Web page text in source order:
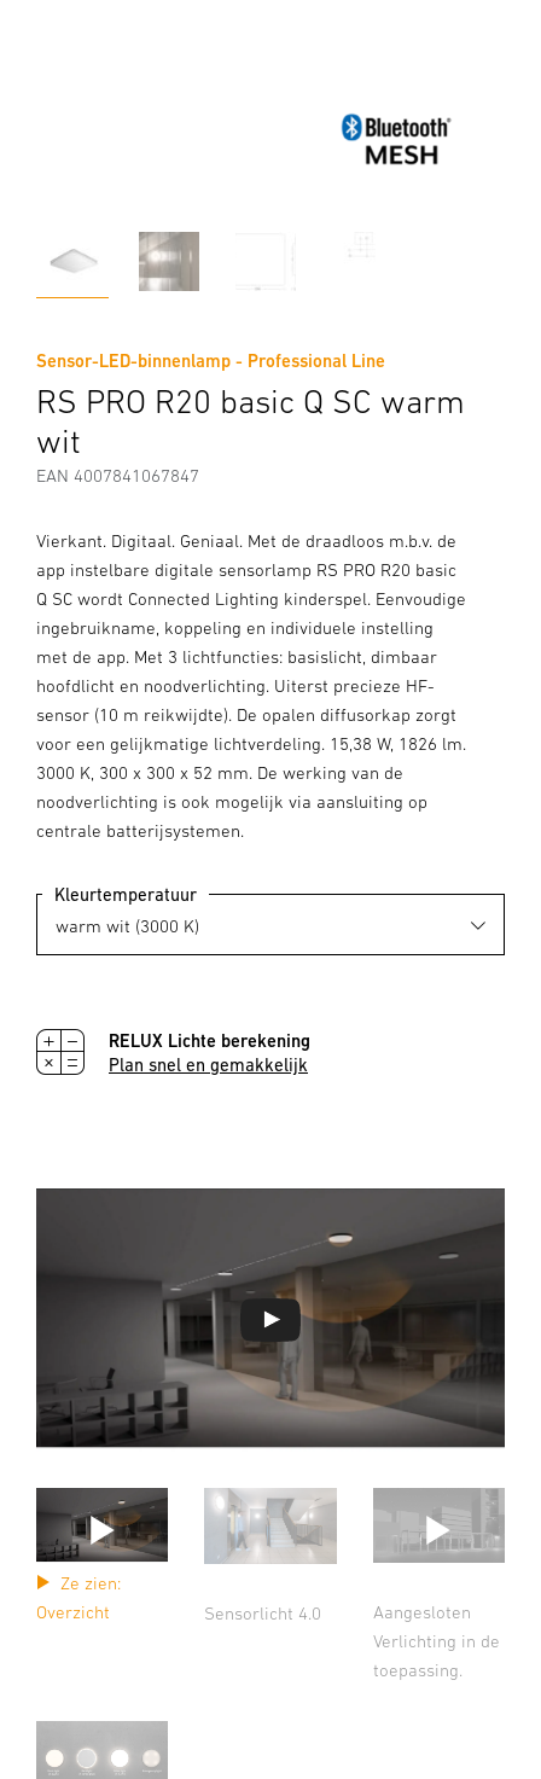
Sensor-LED-binnenlamp - Professional Line
RS PRO R20 basic Q SC warm
wit
EAN 4007841067847
Vierkant. Digitaal. Geniaal. Met de draadloos m.b.v. de
app instelbare digitale sensorlamp RS PRO R20 basic
Q SC wordt Connected Lighting kinderspel. Eenvoudige
ingebruikname, koppeling en individuele instelling
met de app. Met 3 lichtfuncties: basislicht, dimbaar
hoofdlicht en noodverlichting. Uiterst precieze HF-
sensor (10 m reikwijdte). De opalen diffusorkap zorgt
voor een gelijkmatige lichtverdeling. 15,38 W, 1826 lm.
3000 K, 300 x 300 x 52 mm. De werking van de
noodverlichting is ook mogelijk via aansluiting op
centrale batterijsystemen.
Kleurtemperatuur
RELUX Lichte berekening
Plan snel en gemakkelijk
Ze zien:
Overzicht
Sensorlicht 4.0
Aangesloten
Verlichting in de
toepassing.